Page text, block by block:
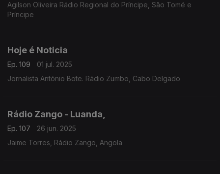
Agilson Oliveira Rádio Regional do Príncipe, São Tomé e
Príncipe
Hoje é Noticia
Ep. 109
01 jul. 2025
Jornalista António Bote. Rádio Zumbo, Cabo Delgado
Rádio Zango - Luanda,
Ep. 107
26 jun. 2025
Jaime Torres, Rádio Zango, Angola